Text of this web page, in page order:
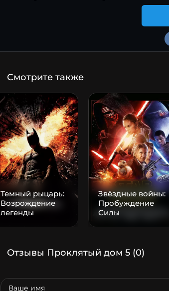
Смотрите также
Темный рыцарь:
Возрождение
легенды
Звёздные войны:
Пробуждение
Силы
Отзывы Проклятый дом 5 (0)